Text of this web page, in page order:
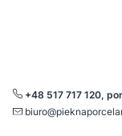
+48 517 717 120,